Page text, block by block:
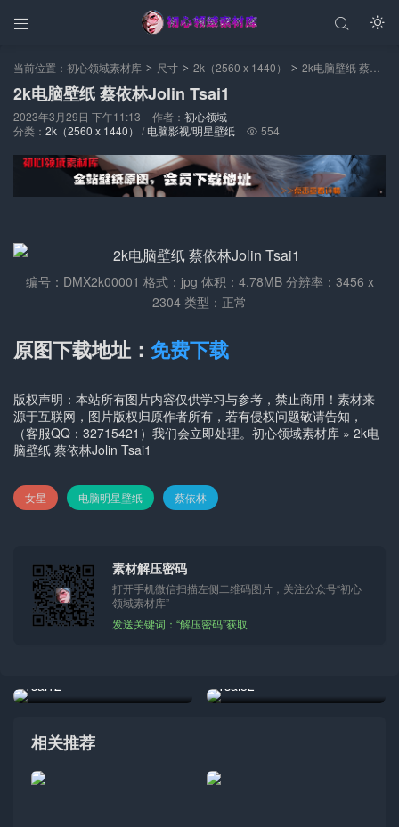
 

当前位置： 初心领域素材库 > 尺寸 > 2k（2560 x 1440） > 2k电脑壁纸 蔡依林Jolin Tsai1
2k电脑壁纸 蔡依林Jolin Tsai1
2023年3月29日 下午11:13 作者： 初心领域
分类： 2k（2560 x 1440） /电脑影视/明星壁纸  554
编号：DMX2k00001 格式：jpg 体积：4.78MB 分辨率：3456 x
2304 类型：正常
原图下载地址： 免费下载
版权声明：本站所有图片内容仅供学习与参考，禁止商用！素材来
源于互联网，图片版权归原作者所有，若有侵权问题敬请告知，
（客服QQ：32715421）我们会立即处理。 初心领域素材库 » 2k电
脑壁纸 蔡依林Jolin Tsai1
女星 电脑明星壁纸 蔡依林
素材解压密码
打开手机微信扫描左侧二维码图片，关注公众号“初心
领域素材库”
发送关键词：“解压密码”获取
Tsai12
Tsai32
相关推荐